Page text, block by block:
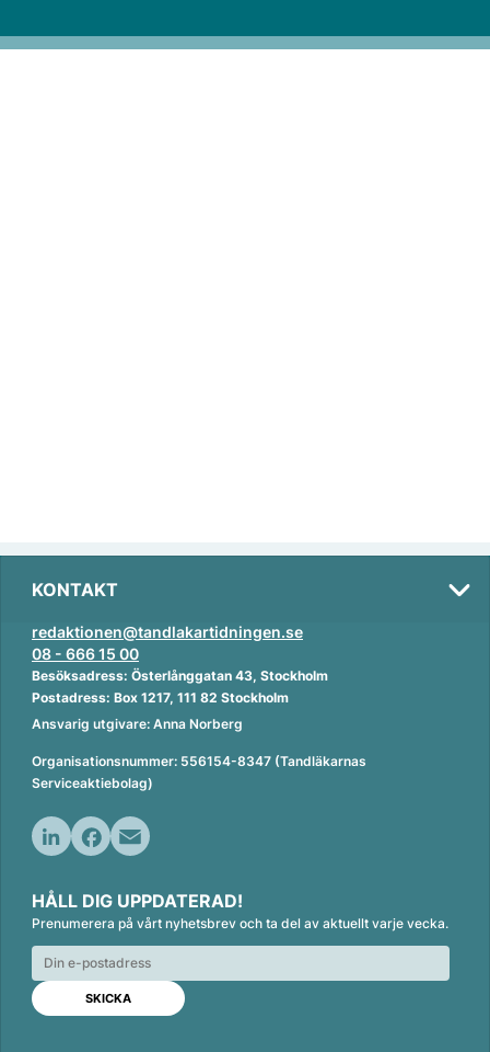
KONTAKT
redaktionen@tandlakartidningen.se
08 - 666 15 00
Besöksadress: Österlånggatan 43, Stockholm
Postadress: Box 1217, 111 82 Stockholm
Ansvarig utgivare: Anna Norberg
Organisationsnummer: 556154-8347 (Tandläkarnas
Serviceaktiebolag)
n
k
e
d
n
c
e
b
o
o
k
a
i
l
HÅLL DIG UPPDATERAD!
Prenumerera på vårt nyhetsbrev och ta del av aktuellt varje vecka.